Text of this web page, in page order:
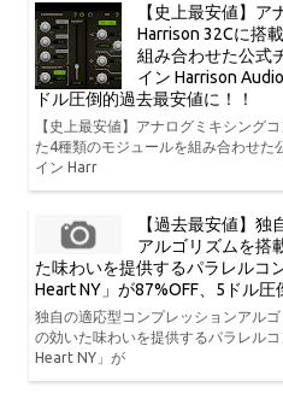
【史上最安値】
Harrison 32Cに搭
組み合わせた公式
イン Harrison
ドル圧倒的過去最安値に！！
【史上最安値】アナログミキシング
た4種類のモジュールを組み合わせた
イン Harr
【過去最安値】
アルゴリズムを搭
た味わいを提供するパラレルコ
Heart NY」が87%OFF、5ドル圧
独自の適応型コンプレッションアル
の効いた味わいを提供するパラレル
Heart NY」が